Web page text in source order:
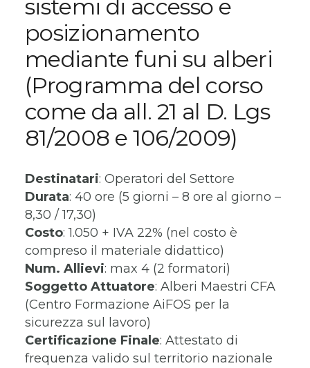
sistemi di accesso e
posizionamento
mediante funi su alberi
(Programma del corso
come da all. 21 al D. Lgs
81/2008 e 106/2009)
Destinatari: Operatori del Settore
Durata: 40 ore (5 giorni – 8 ore al giorno –
8,30 / 17,30)
Costo: 1.050 + IVA 22% (nel costo è
compreso il materiale didattico)
Num. Allievi: max 4 (2 formatori)
Soggetto Attuatore: Alberi Maestri CFA
(Centro Formazione AiFOS per la
sicurezza sul lavoro)
Certificazione Finale: Attestato di
frequenza valido sul territorio nazionale